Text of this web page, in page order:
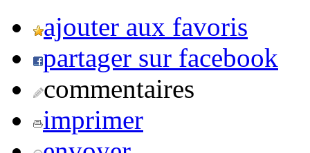
ajouter aux favoris
partager sur facebook
commentaires
imprimer